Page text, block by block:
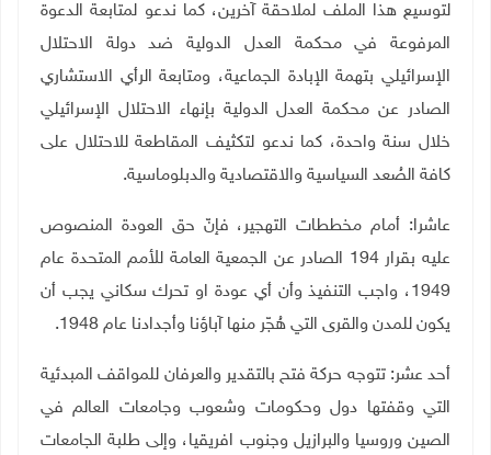
لتوسيع هذا الملف لملاحقة آخرين، كما ندعو لمتابعة الدعوة
المرفوعة في محكمة العدل الدولية ضد دولة الاحتلال
الإسرائيلي بتهمة الإبادة الجماعية، ومتابعة الرأي الاستشاري
الصادر عن محكمة العدل الدولية بإنهاء الاحتلال الإسرائيلي
خلال سنة واحدة، كما ندعو لتكثيف المقاطعة للاحتلال على
كافة الصُعد السياسية والاقتصادية والدبلوماسية.
عاشرا: أمام مخططات التهجير، فإنّ حق العودة المنصوص
عليه بقرار 194 الصادر عن الجمعية العامة للأمم المتحدة عام
1949، واجب التنفيذ وأن أي عودة او تحرك سكاني يجب أن
يكون للمدن والقرى التي هُجّر منها آباؤنا وأجدادنا عام 1948.
أحد عشر: تتوجه حركة فتح بالتقدير والعرفان للمواقف المبدئية
التي وقفتها دول وحكومات وشعوب وجامعات العالم في
الصين وروسيا والبرازيل وجنوب افريقيا، وإلى طلبة الجامعات